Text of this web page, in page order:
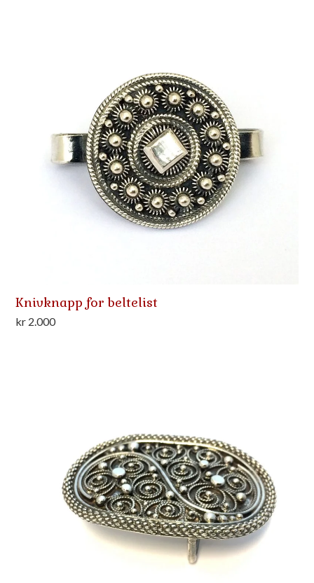
Knivknapp for beltelist
kr 2.000